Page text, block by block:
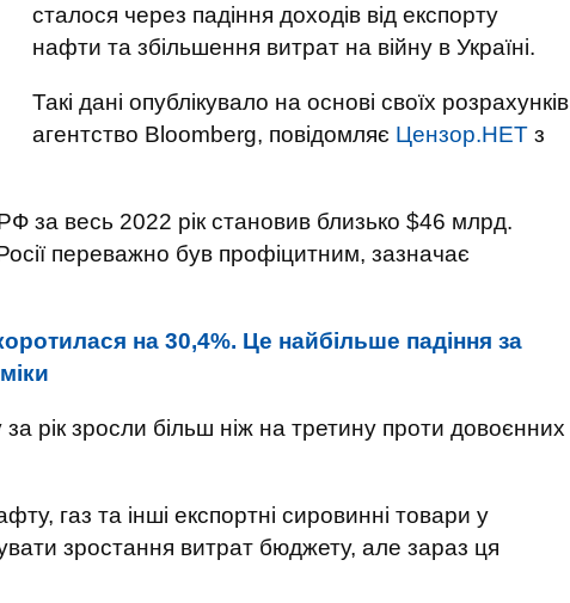
сталося через падіння доходів від експорту
нафти та збільшення витрат на війну в Україні.
Такі дані опублікувало на основі своїх розрахунків
агентство Bloomberg, повідомляє Цензор.НЕТ з
за весь 2022 рік становив близько $46 млрд.
переважно був профіцитним, зазначає
на 30,4%. Це найбільше падіння за
рік зросли більш ніж на третину проти довоєнних
газ та інші експортні сировинні товари у
зростання витрат бюджету, але зараз ця